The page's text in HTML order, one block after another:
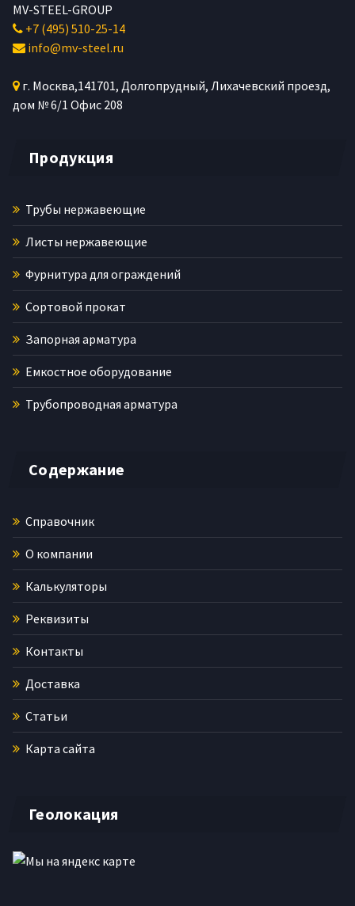
MV-STEEL-GROUP
+7 (495) 510-25-14
info@mv-steel.ru
г. Москва,141701, Долгопрудный, Лихачевский проезд,
дом № 6/1 Офис 208
Продукция
Трубы нержавеющие
Листы нержавеющие
Фурнитура для ограждений
Сортовой прокат
Запорная арматура
Емкостное оборудование
Трубопроводная арматура
Содержание
Справочник
О компании
Калькуляторы
Реквизиты
Контакты
Доставка
Статьи
Карта сайта
Геолокация